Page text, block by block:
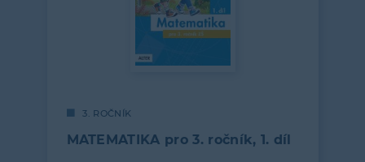
3. ROČNÍK
MATEMATIKA pro 3. ročník, 1. díl